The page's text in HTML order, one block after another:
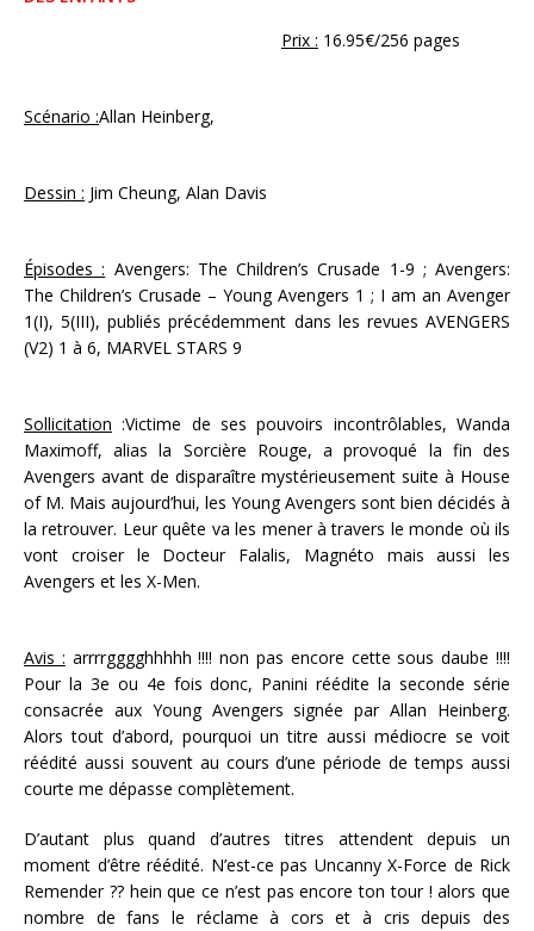
Prix : 16.95€/256 pages
Scénario :Allan Heinberg,
Dessin : Jim Cheung, Alan Davis
Épisodes : Avengers: The Children’s Crusade 1-9 ; Avengers:
The Children’s Crusade – Young Avengers 1 ; I am an Avenger
1(I), 5(III), publiés précédemment dans les revues AVENGERS
(V2) 1 à 6, MARVEL STARS 9
Sollicitation :Victime de ses pouvoirs incontrôlables, Wanda
Maximoff, alias la Sorcière Rouge, a provoqué la fin des
Avengers avant de disparaître mystérieusement suite à House
of M. Mais aujourd’hui, les Young Avengers sont bien décidés à
la retrouver. Leur quête va les mener à travers le monde où ils
vont croiser le Docteur Falalis, Magnéto mais aussi les
Avengers et les X-Men.
Avis : arrrrgggghhhhh !!!! non pas encore cette sous daube !!!!
Pour la 3e ou 4e fois donc, Panini réédite la seconde série
consacrée aux Young Avengers signée par Allan Heinberg.
Alors tout d’abord, pourquoi un titre aussi médiocre se voit
réédité aussi souvent au cours d’une période de temps aussi
courte me dépasse complètement.
D’autant plus quand d’autres titres attendent depuis un
moment d’être réédité. N’est-ce pas Uncanny X-Force de Rick
Remender ?? hein que ce n’est pas encore ton tour ! alors que
nombre de fans le réclame à cors et à cris depuis des